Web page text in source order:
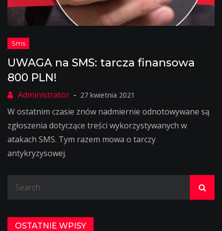
UWAGA na SMS: tarcza finansowa
800 PLN!
27 kwietnia 2021
W ostatnim czasie znów nadmiernie odnotowywane są
zgłoszenia dotyczące treści wykorzystywanych w
atakach SMS. Tym razem mowa o tarczy
antykryzysowej.
OSTATNIE WPISY